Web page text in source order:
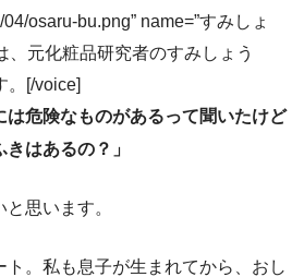
osaru-bu.png” name=”すみしょ
、元化粧品研究者のすみしょう
。[/voice]
は危険なものがあるって聞いたけど
はあるの？」
思います。
。私も息子が生まれてから、おし